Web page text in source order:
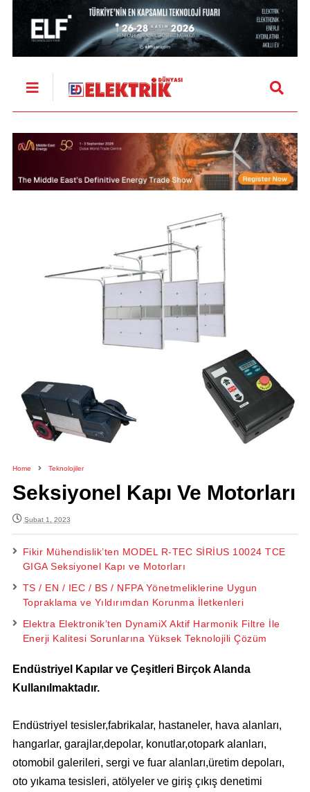
Home Teknolojiler
Seksiyonel Kapı Ve Motorları
Şubat 1, 2023
Fikir Mühendislik’ten MODEL R-TEC SİRİUS 10024 TCE
GIGA Seksiyonel Kapı ve Motorları
TS / EN / IEC / BS / NFPA Yönetmeliklerine Uygun
Topraklama ve Yıldırımdan Korunma İletkenleri
Elektra Elektronik’ten DynamiX Aktif Harmonik Filtre İle
Enerji Kalitesi Sorunlarına Yüksek Teknolojili Çözüm
Endüstriyel Kapılar ve Çeşitleri Birçok Alanda
Kullanılmaktadır.
Endüstriyel tesisler,fabrikalar, hastaneler, hava alanları,
hangarlar, garajlar,depolar, konutlar,otopark alanları,
otomobil galerileri, sergi ve fuar alanları,üretim depoları,
oto yıkama tesisleri, atölyeler ve giriş çıkış denetimi